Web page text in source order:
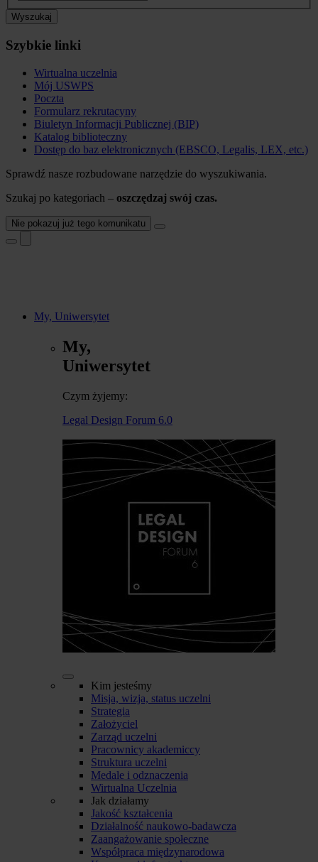
Wyszukaj
Szybkie linki
Wirtualna uczelnia
Mój USWPS
Poczta
Formularz rekrutacyny
Biuletyn Informacji Publicznej (BIP)
Katalog biblioteczny
Dostęp do baz elektronicznych (EBSCO, Legalis, LEX, etc.)
Sprawdź nasze rozbudowane narzędzie do wyszukiwania.
Szukaj po kategoriach – oszczędzaj swój czas.
Nie pokazuj już tego komunikatu
My, Uniwersytet
My,
Uniwersytet
Czym żyjemy:
Legal Design Forum 6.0
Kim jesteśmy
Misja, wizja, status uczelni
Strategia
Założyciel
Zarząd uczelni
Pracownicy akademiccy
Struktura uczelni
Medale i odznaczenia
Wirtualna Uczelnia
Jak działamy
Jakość kształcenia
Działalność naukowo-badawcza
Zaangażowanie społeczne
Współpraca międzynarodowa